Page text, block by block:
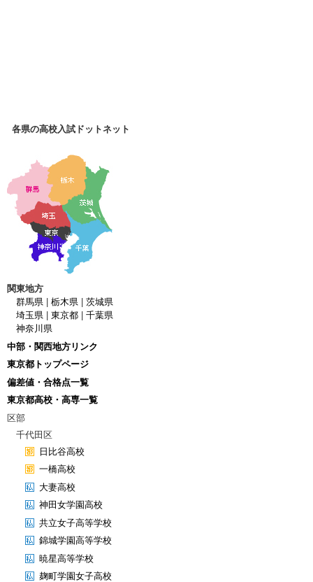
各県の高校入試ドットネット
関東地方
群馬県
栃木県
茨城県
埼玉県
東京都
千葉県
神奈川県
中部・関西地方リンク
東京都トップページ
偏差値・合格点一覧
東京都高校・高専一覧
区部
千代田区
日比谷高校
一橋高校
大妻高校
神田女学園高校
共立女子高等学校
錦城学園高等学校
暁星高等学校
麹町学園女子高校